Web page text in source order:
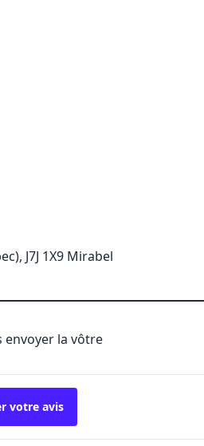
J7J 1X9 Mirabel
envoyer la vôtre
votre avis